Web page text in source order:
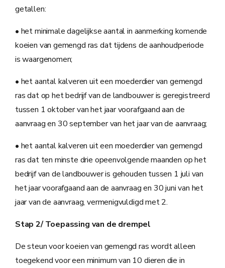
getallen:
• het minimale dagelijkse aantal in aanmerking komende
koeien van gemengd ras dat tijdens de aanhoudperiode
is waargenomen;
• het aantal kalveren uit een moederdier van gemengd
ras dat op het bedrijf van de landbouwer is geregistreerd
tussen 1 oktober van het jaar voorafgaand aan de
aanvraag en 30 september van het jaar van de aanvraag;
• het aantal kalveren uit een moederdier van gemengd
ras dat ten minste drie opeenvolgende maanden op het
bedrijf van de landbouwer is gehouden tussen 1 juli van
het jaar voorafgaand aan de aanvraag en 30 juni van het
jaar van de aanvraag, vermenigvuldigd met 2.
Stap 2/ Toepassing van de drempel
De steun voor koeien van gemengd ras wordt alleen
toegekend voor een minimum van 10 dieren die in